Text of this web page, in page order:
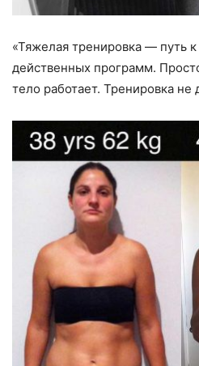
«Тяжелая тренировка — путь
действенных программ.
тело работает. Тренировка